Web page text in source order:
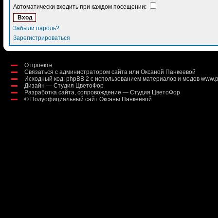
Автоматически входить при каждом посещении:
Забыли пароль?
Зарегистрироваться
О проекте
Связаться с администратором сайта или Оксаной Панкеевой
Исходный код: phpBB 2 с использованием материалов и модов
Дизайн — Студия ЦветоФор
Разработка сайта, сопровождение — Студия ЦветоФор
© Полуофициальный сайт Оксаны Панкеевой